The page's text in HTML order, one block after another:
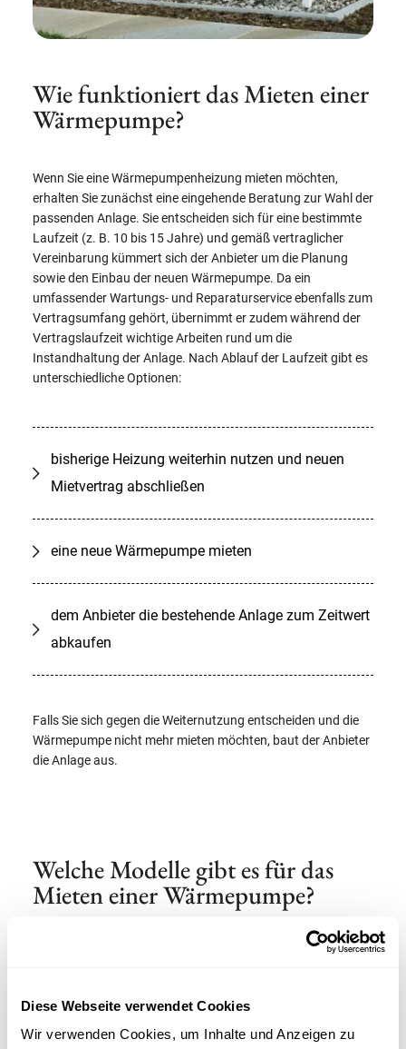
Diese Webseite verwendet Cookies
Wir verwenden Cookies, um Inhalte und Anzeigen zu
Wie funktioniert das Mieten einer
Wärmepumpe?
Wenn Sie eine Wärmepumpenheizung mieten möchten,
erhalten Sie zunächst eine eingehende Beratung zur Wahl der
passenden Anlage. Sie entscheiden sich für eine bestimmte
Laufzeit (z. B. 10 bis 15 Jahre) und gemäß vertraglicher
Vereinbarung kümmert sich der Anbieter um die Planung
sowie den Einbau der neuen Wärmepumpe. Da ein
umfassender Wartungs- und Reparaturservice ebenfalls zum
Vertragsumfang gehört, übernimmt er zudem während der
Vertragslaufzeit wichtige Arbeiten rund um die
Instandhaltung der Anlage. Nach Ablauf der Laufzeit gibt es
unterschiedliche Optionen:
bisherige Heizung weiterhin nutzen und neuen
Mietvertrag abschließen
eine neue Wärmepumpe mieten
dem Anbieter die bestehende Anlage zum Zeitwert
abkaufen
Falls Sie sich gegen die Weiternutzung entscheiden und die
Wärmepumpe nicht mehr mieten möchten, baut der Anbieter
die Anlage aus.
Welche Modelle gibt es für das
Mieten einer Wärmepumpe?
Es gibt eine Vielzahl unterschiedlicher Modelle, um eine
Wärmepumpe mieten oder sich wahlweise für eine andere
Wärmepumpenart entscheiden. Es gibt gleichermaßen